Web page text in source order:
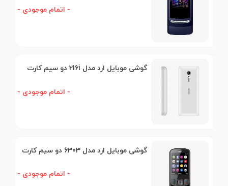
- اتمام موجودی -
گوشی موبایل ارد مدل 216i دو سیم کارت
- اتمام موجودی -
گوشی موبایل ارد مدل 6303 دو سیم کارت
- اتمام موجودی -